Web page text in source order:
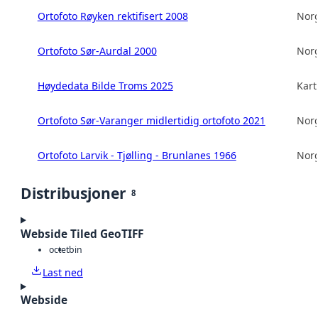
Ortofoto Røyken rektifisert 2008
Ortofoto Sør-Aurdal 2000
Høydedata Bilde Troms 2025
Ortofoto Sør-Varanger midlertidig ortofoto 2021
Ortofoto Larvik - Tjølling - Brunlanes 1966
Distribusjoner 8
Webside Tiled GeoTIFF
octetbin
Last ned
Webside